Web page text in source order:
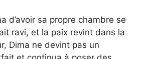
d’avoir sa propre chambre se
ravi, et la paix revint dans la
Dima ne devint pas un